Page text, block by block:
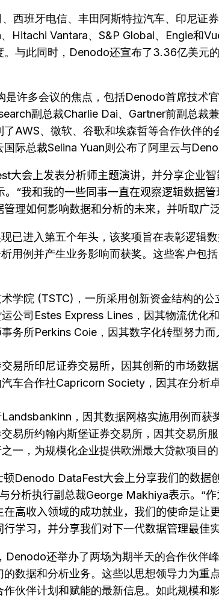
西班牙电信、丰田阿斯特拉汽车、印尼证
Hitachi Vantara、S&P Global、Engie和
。与此同时，Denodo还宣布了3.36亿美元
是许多会议的焦点，包括Denodo首席技
副总裁Charlie Dai、Gartner前副总
AWS、微软、谷歌和埃森哲等合作伙伴
际总裁Selina Yuan则公布了阿里云与
大会上发表分析师主题演讲，并分享企业智
“我和我的一些同事一直在观察逻辑数据
理如何影响数据和分析的未来，并听取广
已进入第五个年头，该奖项旨在表彰逻辑
用例并产生业务影响而获奖。这些客户包括
学院 (TSTC)，一所采用创新资金结构的公
公司Estes Express Lines，因其物流优化
务所Perkins Coie，因其数字化转型努力而
易所印尼证券交易所，因其创新的市场数据
车合作社Capricorn Society，因其在分析
，因其数据网格实施用例而获
易所约翰内斯堡证券交易所，因其交易所
一，为规模化企业提供欧洲最大贷款项目
顿Denodo DataFest大会上分享我们的数据
分析执行副总裁George Makhiya表示。 “作
高收入领域的成功就业，我们的使命是让
学习，并分享我们对下一代数据管理最佳
还举办了两场为期半天的合作伙伴
数据和分析业务。这些以思想领导力为
伙伴计划和赋能的最新信息。如此规模